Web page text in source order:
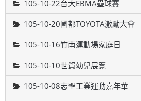
105-10-22台大EBMA壘球賽
105-10-20國都TOYOTA激勵大會
105-10-16竹南運動場家庭日
105-10-10世貿幼兒展覽
105-10-08志聖工業運動嘉年華